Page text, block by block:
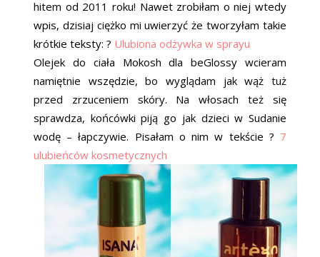
hitem od 2011 roku! Nawet zrobiłam o niej wtedy
wpis, dzisiaj ciężko mi uwierzyć że tworzyłam takie
krótkie teksty: ? Ulubiona odżywka w sprayu
Olejek do ciała Mokosh dla beGlossy wcieram
namiętnie wszędzie, bo wyglądam jak wąż tuż
przed zrzuceniem skóry. Na włosach też się
sprawdza, końcówki piją go jak dzieci w Sudanie
wodę – łapczywie. Pisałam o nim w tekście ? 7
ulubieńców kosmetycznych